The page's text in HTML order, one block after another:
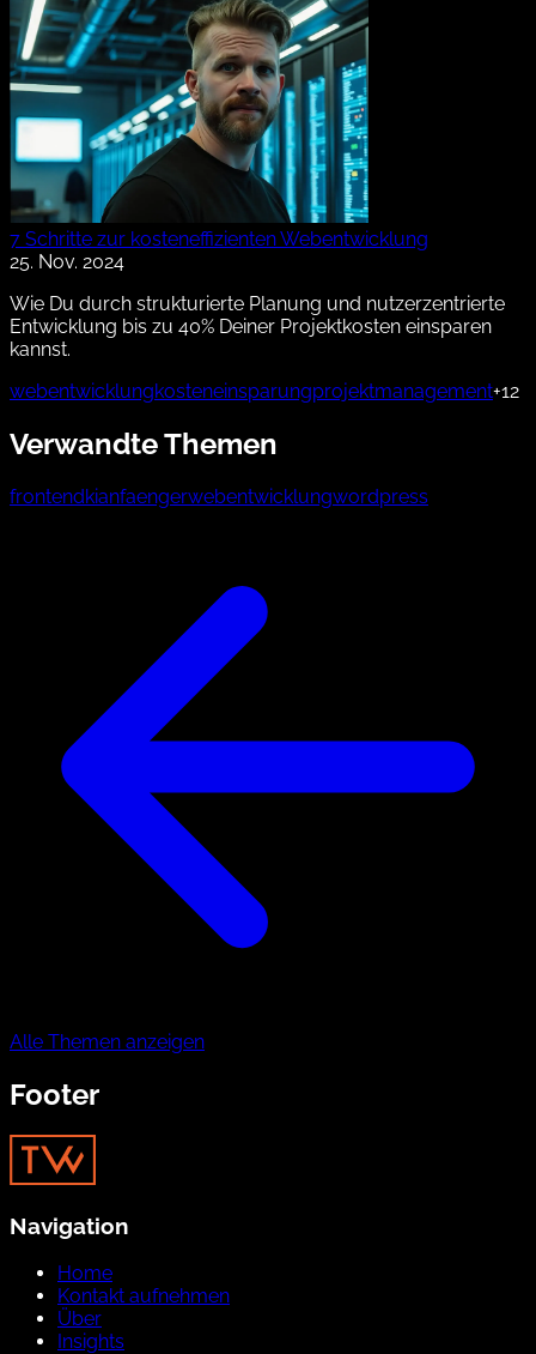
7 Schritte zur kosteneffizienten Webentwicklung
25. Nov. 2024
Wie Du durch strukturierte Planung und nutzerzentrierte
Entwicklung bis zu 40% Deiner Projektkosten einsparen
kannst.
webentwicklungkosteneinsparungprojektmanagement+12
Verwandte Themen
frontendkianfaengerwebentwicklungwordpress
Alle Themen anzeigen
Footer
Navigation
Home
Kontakt aufnehmen
Über
Insights